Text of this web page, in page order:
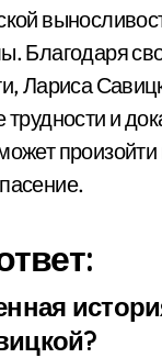
Благодаря
Лариса
трудности и
произойти